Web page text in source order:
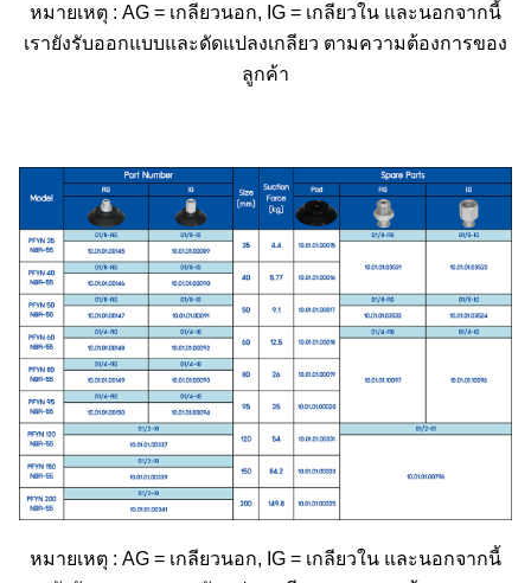
หมายเหตุ : AG = เกลียวนอก, IG = เกลียวใน และนอกจากนี้
เรายังรับออกแบบและดัดแปลงเกลียว ตามความต้องการของ
ลูกค้า
หมายเหตุ : AG = เกลียวนอก, IG = เกลียวใน และนอกจากนี้